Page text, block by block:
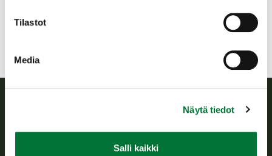
Tilastot
Media
Näytä tiedot
Salli kaikki
Suomen riistakeskus edistää kestävää riistataloutta, tukee